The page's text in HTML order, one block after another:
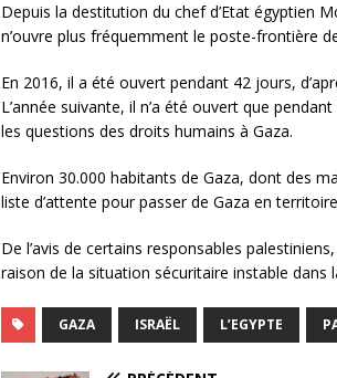
Depuis la destitution du chef d’Etat égyptien
n’ouvre plus fréquemment le poste-frontière
En 2016, il a été ouvert pendant 42 jours,
L’année suivante, il n’a été ouvert que
les questions des droits humains à Gaza.
Environ 30.000 habitants de Gaza, dont des
liste d’attente pour passer de Gaza en
De l’avis de certains responsables
raison de la situation sécuritaire instable dans
GAZA ISRAËL L’EGYPTE